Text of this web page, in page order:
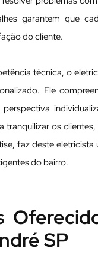
garantem que
do cliente.
técnica, o
Ele
tranquilizar os
faz deste
do bairro.
SP